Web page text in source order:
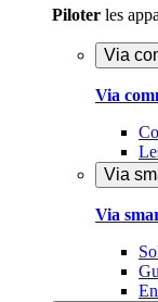
Piloter les
Via
Via
Via
Via